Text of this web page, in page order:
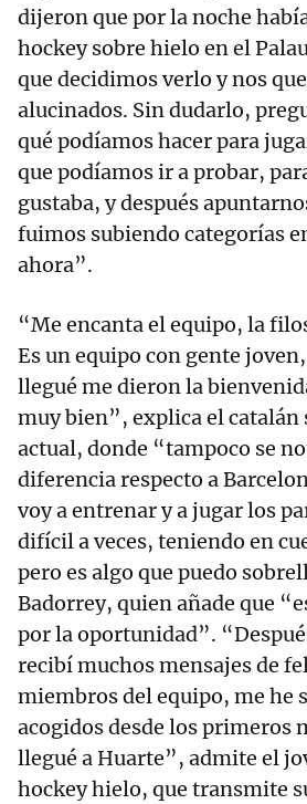
dijeron que por la noche
hockey sobre hielo en el
que decidimos verlo y nos
alucinados. Sin dudarlo,
qué podíamos hacer para
que podíamos ir a probar,
gustaba, y después
fuimos subiendo categorías
ahora”.
“Me encanta el equipo, la
Es un equipo con gente
llegué me dieron la
muy bien”, explica el catalán
actual, donde “tampoco se
diferencia respecto a
voy a entrenar y a jugar los
difícil a veces, teniendo en
pero es algo que puedo
Badorrey, quien añade que
por la oportunidad”.
recibí muchos mensajes de
miembros del equipo, me he
acogidos desde los primeros
llegué a Huarte”, admite el
hockey hielo, que transmite